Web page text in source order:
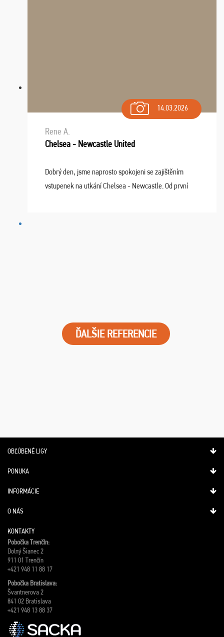
14.03.2026
Rene A.
Chelsea - Newcastle United
Dobrý den, jsme naprosto spokojeni se zajištěním
vstupenek na utkání Chelsea - Newcastle. Od první
ĎALŠIE REFERENCIE
OBĽÚBENÉ LIGY
PONUKA
INFORMÁCIE
O NÁS
KONTAKTY
Pobočka Trenčín:
Dolný Šianec 2
911 01 Trenčín
+421 948 11 88 17
Pobočka Bratislava:
Švantnerova 2
841 02 Bratislava
+421 948 13 88 37